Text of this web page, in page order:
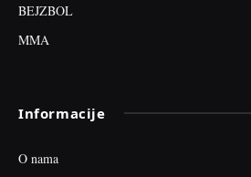
BEJZBOL
MMA
Informacije
O nama